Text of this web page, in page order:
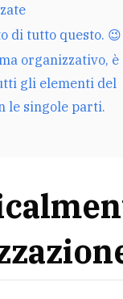
di tutto questo. 😉
organizzativo, è
gli elementi del
le singole parti.